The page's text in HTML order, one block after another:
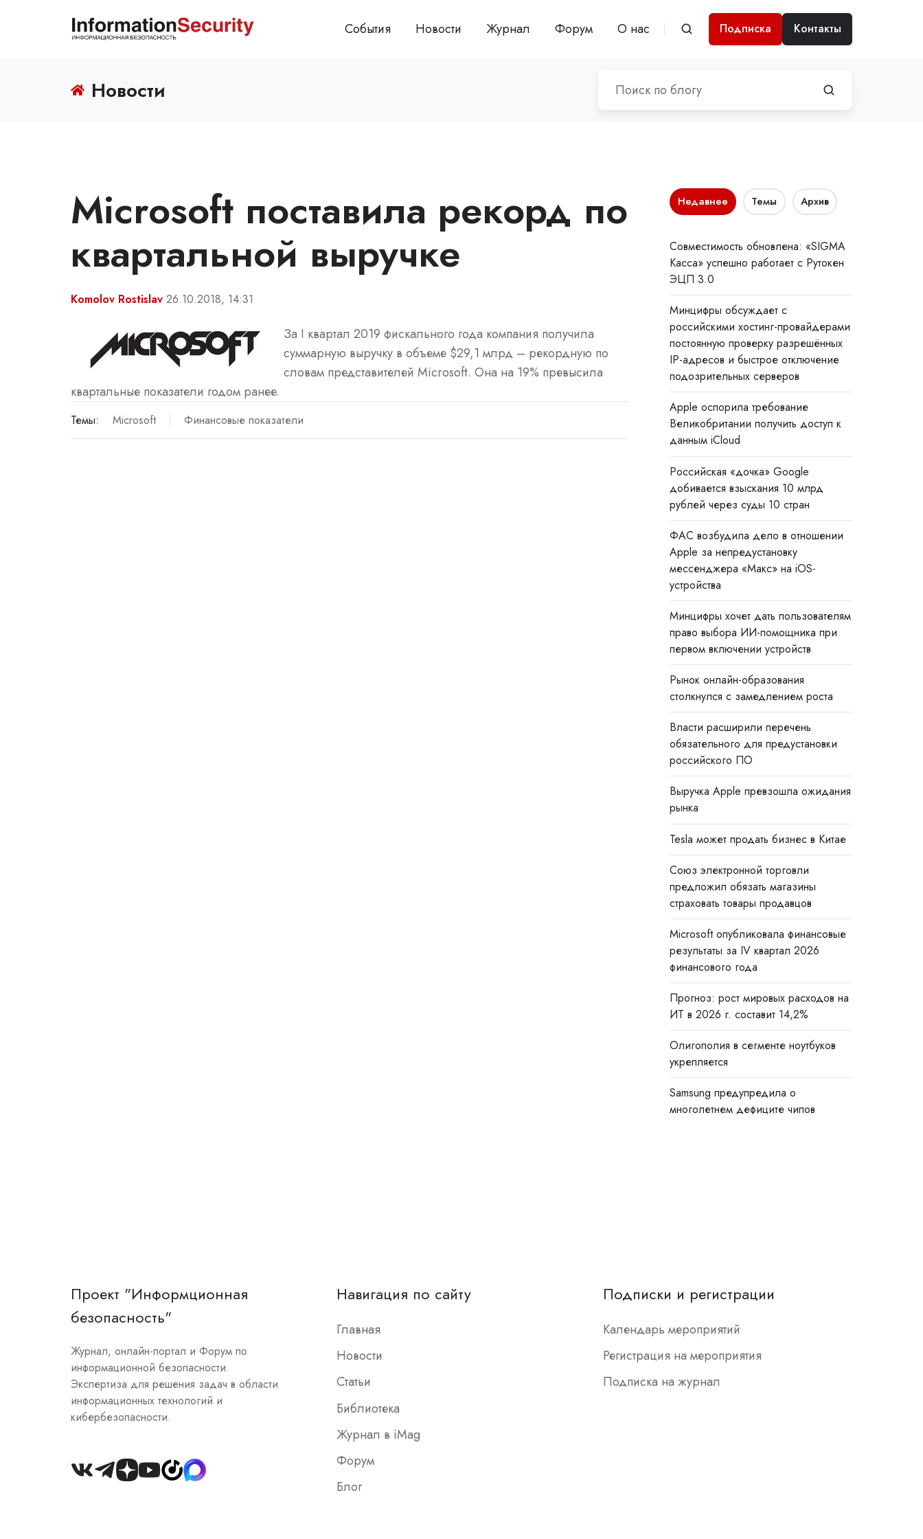
События Новости Журнал Форум О нас Подписка Контакты
Новости
Microsoft поставила рекорд по
квартальной выручке
Komolov Rostislav 26.10.2018, 14:31
За I квартал 2019 фискального года компания получила
суммарную выручку в объеме $29,1 млрд – рекордную по
словам представителей Microsoft. Она на 19% превысила
квартальные показатели годом ранее.
Темы: Microsoft Финансовые показатели
Недавнее Темы Архив
Совместимость обновлена: «SIGMA
Касса» успешно работает с Рутокен
ЭЦП 3.0
Минцифры обсуждает с
российскими хостинг-провайдерами
постоянную проверку разрешённых
IP-адресов и быстрое отключение
подозрительных серверов
Apple оспорила требование
Великобритании получить доступ к
данным iCloud
Российская «дочка» Google
добивается взыскания 10 млрд
рублей через суды 10 стран
ФАС возбудила дело в отношении
Apple за непредустановку
мессенджера «Макс» на iOS-
устройства
Минцифры хочет дать пользователям
право выбора ИИ-помощника при
первом включении устройств
Рынок онлайн-образования
столкнулся с замедлением роста
Власти расширили перечень
обязательного для предустановки
российского ПО
Выручка Apple превзошла ожидания
рынка
Tesla может продать бизнес в Китае
Союз электронной торговли
предложил обязать магазины
страховать товары продавцов
Microsoft опубликовала финансовые
результаты за IV квартал 2026
финансового года
Прогноз: рост мировых расходов на
ИТ в 2026 г. составит 14,2%
Олигополия в сегменте ноутбуков
укрепляется
Samsung предупредила о
многолетнем дефиците чипов
Проект "Информционная
безопасность"
Журнал, онлайн-портал и Форум по
информационной безопасности.
Экспертиза для решения задач в области
информационных технологий и
кибербезопасности.
Join
Навигация по сайту
Главная
Новости
Статьи
Библиотека
Журнал в iMag
Форум
Блог
Подписки и регистрации
Календарь мероприятий
Регистрация на мероприятия
Подписка на журнал